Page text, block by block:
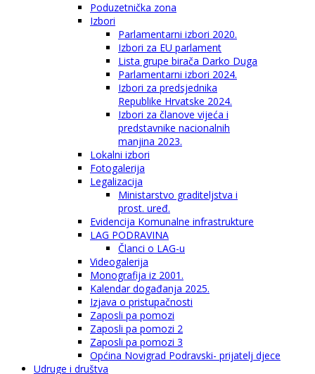
Poduzetnička zona
Izbori
Parlamentarni izbori 2020.
Izbori za EU parlament
Lista grupe birača Darko Duga
Parlamentarni izbori 2024.
Izbori za predsjednika
Republike Hrvatske 2024.
Izbori za članove vijeća i
predstavnike nacionalnih
manjina 2023.
Lokalni izbori
Fotogalerija
Legalizacija
Ministarstvo graditeljstva i
prost. uređ.
Evidencija Komunalne infrastrukture
LAG PODRAVINA
Članci o LAG-u
Videogalerija
Monografija iz 2001.
Kalendar događanja 2025.
Izjava o pristupačnosti
Zaposli pa pomozi
Zaposli pa pomozi 2
Zaposli pa pomozi 3
Općina Novigrad Podravski- prijatelj djece
Udruge i društva